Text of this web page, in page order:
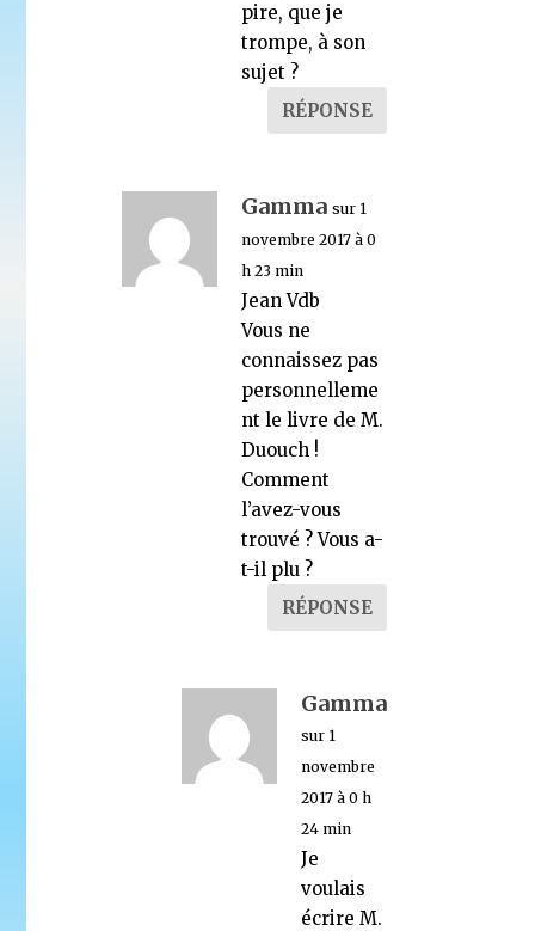
pire, que je
trompe, à son
sujet ?
RÉPONSE
Gamma sur 1
novembre 2017 à 0
h 23 min
Jean Vdb
Vous ne
connaissez pas
personnelleme
nt le livre de M.
Duouch !
Comment
l’avez-vous
trouvé ? Vous a-
t-il plu ?
RÉPONSE
Gamma
sur 1
novembre
2017 à 0 h
24 min
Je
voulais
écrire M.